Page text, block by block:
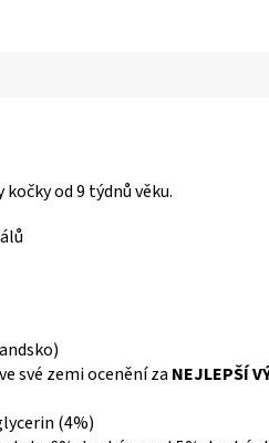
od 9 týdnů věku.
své zemi ocenění za NEJLEPŠÍ
(4%)